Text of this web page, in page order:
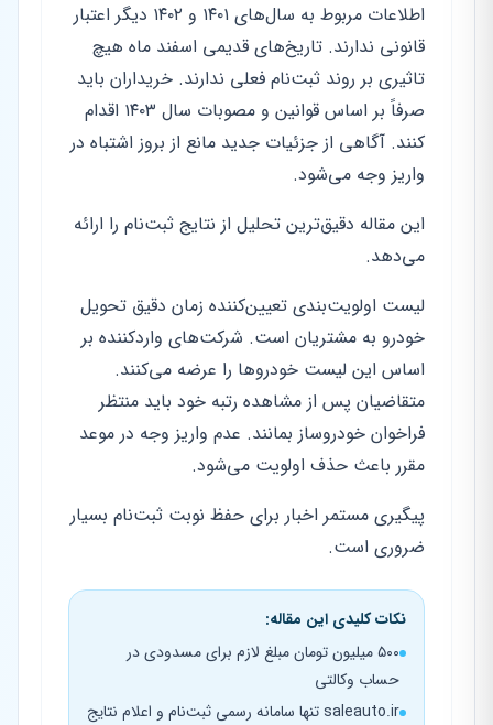
اطلاعات مربوط به سال‌های ۱۴۰۱ و ۱۴۰۲ دیگر اعتبار
قانونی ندارند. تاریخ‌های قدیمی اسفند ماه هیچ
تاثیری بر روند ثبت‌نام فعلی ندارند. خریداران باید
صرفاً بر اساس قوانین و مصوبات سال ۱۴۰۳ اقدام
کنند. آگاهی از جزئیات جدید مانع از بروز اشتباه در
واریز وجه می‌شود.
این مقاله دقیق‌ترین تحلیل از نتایج ثبت‌نام را ارائه
می‌دهد.
لیست اولویت‌بندی تعیین‌کننده زمان دقیق تحویل
خودرو به مشتریان است. شرکت‌های واردکننده بر
اساس این لیست خودروها را عرضه می‌کنند.
متقاضیان پس از مشاهده رتبه خود باید منتظر
فراخوان خودروساز بمانند. عدم واریز وجه در موعد
مقرر باعث حذف اولویت می‌شود.
پیگیری مستمر اخبار برای حفظ نوبت ثبت‌نام بسیار
ضروری است.
نکات کلیدی این مقاله:
۵۰۰ میلیون تومان مبلغ لازم برای مسدودی در
حساب وکالتی
saleauto.ir تنها سامانه رسمی ثبت‌نام و اعلام نتایج